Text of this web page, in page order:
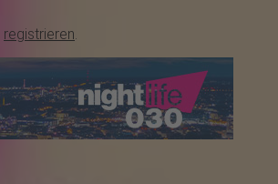
registrieren.